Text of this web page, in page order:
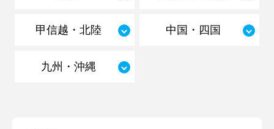
甲信越・北陸 中国・四国
九州・沖縄